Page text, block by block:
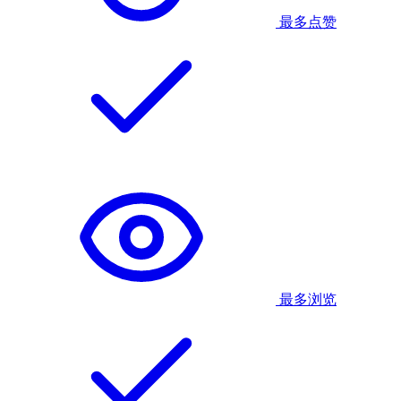
最多点赞
最多浏览